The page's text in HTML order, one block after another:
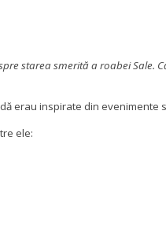
starea smerită a roabei Sale.
erau inspirate din
ele: